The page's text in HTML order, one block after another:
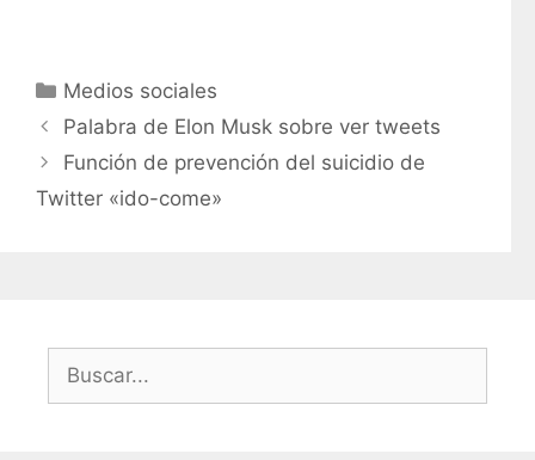
C
a
e
g
s
Medios sociales
Palabra de Elon Musk sobre ver tweets
Función de prevención del suicidio de
Twitter «ido-come»